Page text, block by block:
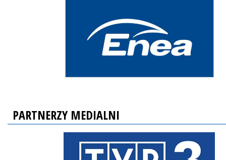
PARTNERZY MEDIALNI